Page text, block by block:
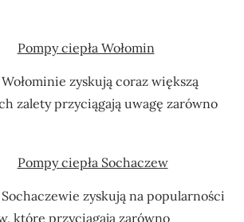
Pompy ciepła Wołomin
zyskują coraz większą
zalety przyciągają uwagę zarówno
Pompy ciepła Sochaczew
zyskują na popularności
które przyciągają zarówno